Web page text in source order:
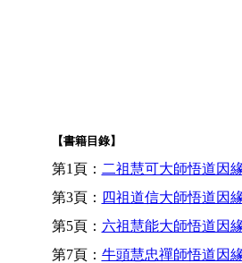
【書籍目錄】
第1頁： 二祖慧可大師悟道因
第3頁： 四祖道信大師悟道因
第5頁： 六祖慧能大師悟道因
第7頁： 牛頭慧忠禪師悟道因